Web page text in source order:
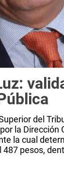
del
la Dirección
la cual
pesos,